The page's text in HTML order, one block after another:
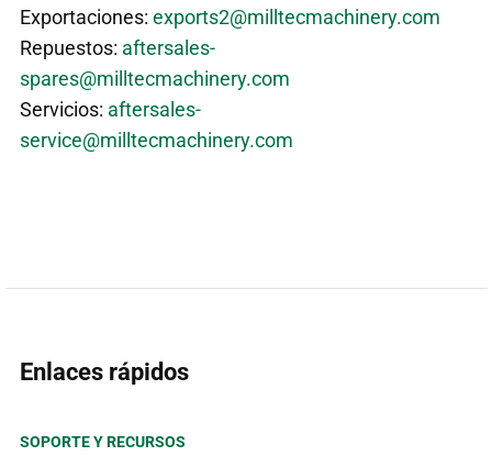
Exportaciones: exports2@milltecmachinery.com
Repuestos: aftersales-
spares@milltecmachinery.com
Servicios: aftersales-
service@milltecmachinery.com
Enlaces rápidos
SOPORTE Y RECURSOS